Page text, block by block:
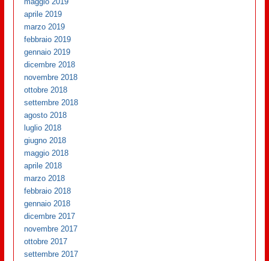
aprile 2019
marzo 2019
febbraio 2019
gennaio 2019
dicembre 2018
novembre 2018
ottobre 2018
settembre 2018
agosto 2018
luglio 2018
giugno 2018
maggio 2018
aprile 2018
marzo 2018
febbraio 2018
gennaio 2018
dicembre 2017
novembre 2017
ottobre 2017
settembre 2017